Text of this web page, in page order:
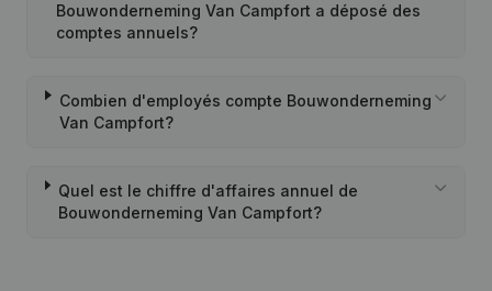
Bouwonderneming Van Campfort a déposé des
comptes annuels?
Combien d'employés compte Bouwonderneming
Van Campfort?
Quel est le chiffre d'affaires annuel de
Bouwonderneming Van Campfort?